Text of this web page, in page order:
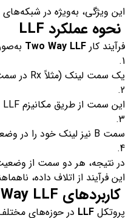
این ویژگی، به‌ویژه در شبکه‌های
نحوه عملکرد LLF
فرآیند کار Two Way LLF
یک سمت لینک (مثلاً Rx در سمت A) متوجه از دست رفتن سیگنال می‌شود (Loss of Signal).
این سمت از طریق مکانیزم LLF به طرف مقابل (سمت B) اطلاع می‌دهد که لینک قطع شده است.
سمت B نیز لینک خود را در وضعیت Down قرار می‌دهد.
در نتیجه، هر دو سمت از
این فرآیند از اتلاف داده،
کاربردهای Two Way LLF
پروتکل LLF در حوزه‌های